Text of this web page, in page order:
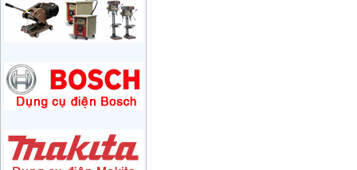
Bosch GWS 2200-180
(2000W)
Giá:3438000 VND
Makita 9558HN
(840W)
:1587000 VND
Máy mài Makita
GA4040 (100mm)
Giá :2043000VND